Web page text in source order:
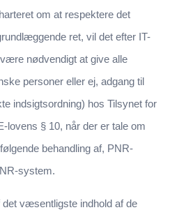
om at respektere det
ret, vil det efter IT-
nødvendigt at give alle
personer eller ej, adgang til
indsigtsordning) hos Tilsynet for
lovens § 10, når der er tale om
behandling af, PNR-
system.
væsentligste indhold af de